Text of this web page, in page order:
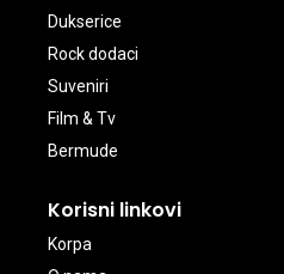
Dukserice
Rock dodaci
Suveniri
Film & Tv
Bermude
Korisni linkovi
Korpa